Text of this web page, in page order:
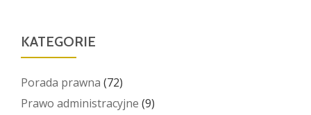
KATEGORIE
Porada prawna (72)
Prawo administracyjne (9)